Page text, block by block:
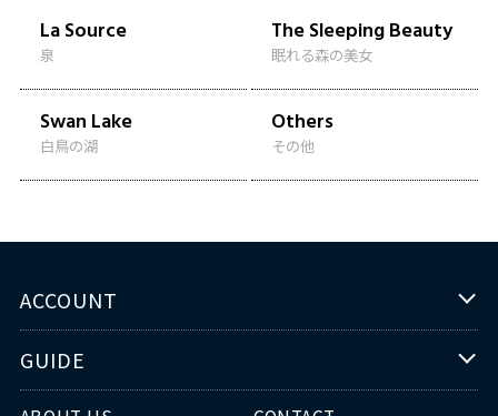
La Source
泉
The Sleeping Beauty
眠れる森の美女
Swan Lake
白鳥の湖
Others
その他
ACCOUNT
GUIDE